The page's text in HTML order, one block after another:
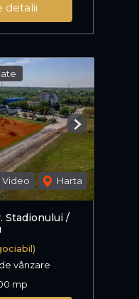
detalii
Video Harta
Next
Stadionului /
vânzare
mp